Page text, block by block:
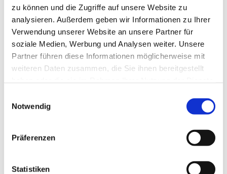
zu können und die Zugriffe auf unsere Website zu
analysieren. Außerdem geben wir Informationen zu Ihrer
Verwendung unserer Website an unsere Partner für
soziale Medien, Werbung und Analysen weiter. Unsere
Partner führen diese Informationen möglicherweise mit
weiteren Daten zusammen, die Sie ihnen bereitgestellt
Notwendig
Präferenzen
Statistiken